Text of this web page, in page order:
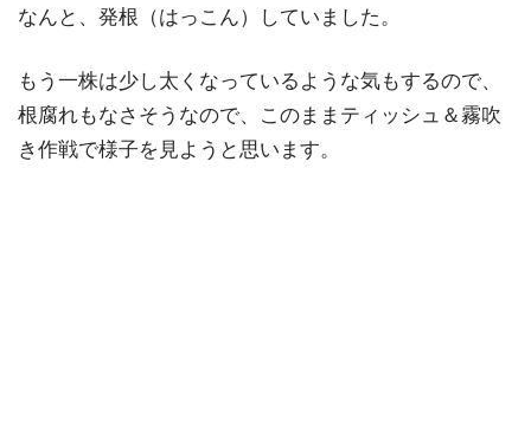
なんと、発根（はっこん）していました。
もう一株は少し太くなっているような気もするので、
根腐れもなさそうなので、このままティッシュ＆霧吹
き作戦で様子を見ようと思います。